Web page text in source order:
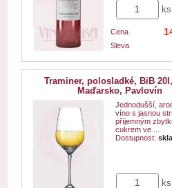
ks
Cena
Sleva
Traminer, polosladké, BiB
Maďarsko, Pavlovín
Jednodušší,
víno s jasnou
příjemným
cukrem ve ...
Dostupnost:
ks